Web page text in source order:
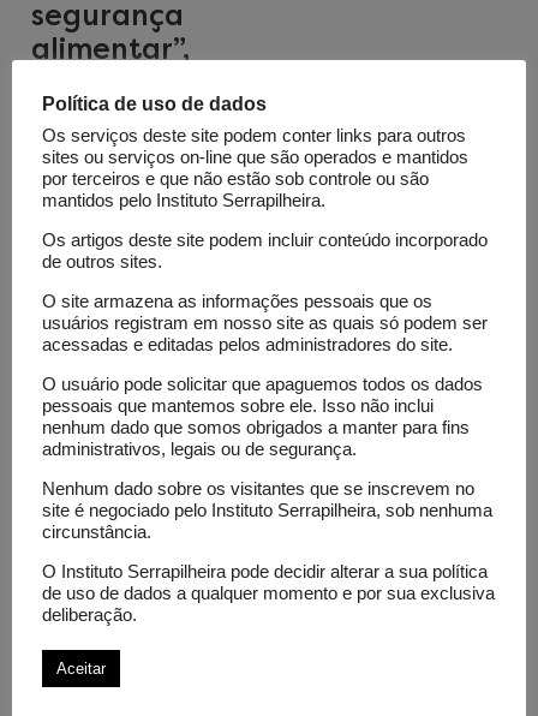
segurança
alimentar”,
pesquisadora
Coluna
Ciência
Fundamental
Como
povos
indígenas
e
comunidades
tradicionais
estão
salvando
ecossistemas
Política de uso de dados
Os serviços deste site podem conter links para outros
sites ou serviços on-line que são operados e mantidos
por terceiros e que não estão sob controle ou são
mantidos pelo Instituto Serrapilheira.
Os artigos deste site podem incluir conteúdo incorporado
de outros sites.
O site armazena as informações pessoais que os
usuários registram em nosso site as quais só podem ser
acessadas e editadas pelos administradores do site.
O usuário pode solicitar que apaguemos todos os dados
pessoais que mantemos sobre ele. Isso não inclui
nenhum dado que somos obrigados a manter para fins
administrativos, legais ou de segurança.
Nenhum dado sobre os visitantes que se inscrevem no
site é negociado pelo Instituto Serrapilheira, sob nenhuma
circunstância.
O Instituto Serrapilheira pode decidir alterar a sua política
de uso de dados a qualquer momento e por sua exclusiva
deliberação.
Aceitar